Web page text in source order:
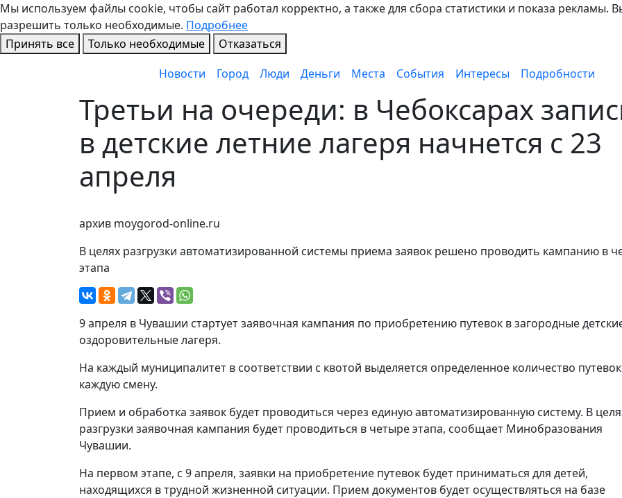
Мы используем файлы cookie, чтобы сайт работал корректно, а также для сбора статистики и показа рекламы.
разрешить только необходимые. Подробнее
Принять все
Только необходимые
Отказаться
Новости
Город Люди Деньги Места События Интересы Подробности
Третьи на очереди: в Чебоксарах
в детские летние лагеря начнется с 23
апреля
архив moygorod-online.ru
В целях разгрузки автоматизированной системы приема заявок решено проводить кампанию в
этапа
9 апреля в Чувашии стартует заявочная кампания по приобретению путевок в загородные
оздоровительные лагеря.
На каждый муниципалитет в соответствии с квотой выделяется определенное количество
каждую смену.
Прием и обработка заявок будет проводиться через единую автоматизированную систему. В
разгрузки заявочная кампания будет проводиться в четыре этапа, сообщает Минобразования
Чувашии.
На первом этапе, с 9 апреля, заявки на приобретение путевок будет приниматься для детей,
находящихся в трудной жизненной ситуации. Прием документов будет осуществляться на базе